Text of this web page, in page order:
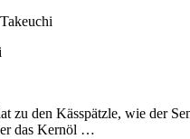
zu den Kässpätzle, wie der
das Kernöl …